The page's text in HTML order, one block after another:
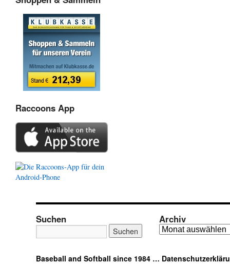
Raccoons App
Suchen Archiv
Baseball and Softball since 1984 …